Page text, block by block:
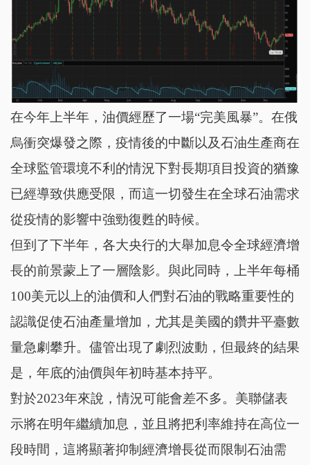
在今年上半年，油價經歷了一場“完美風暴”。在俄
烏衝突爆發之際，疫情後的中斷以及石油生產商在
全球監管環境不利的情況下對長期項目投資的猶豫
已經導致供應受限，而這一切發生在全球石油需求
從疫情的影響中強勁復甦的時候。
但到了下半年，各大央行的大舉加息令全球經濟增
長的前景蒙上了一層陰影。與此同時，上半年每桶
100美元以上的油價和人們對石油的戰略重要性的
認識促使石油產量增加，尤其是美國的鑽井平臺數
量急劇攀升。儘管出現了劇烈波動，但最終的結果
是，年底的油價與年初時基本持平。
對於2023年來說，情況可能會差不多。美聯儲表
示將在明年繼續加息，並且將把利率維持在高位一
段時間，這將顯著抑制經濟增長從而限制石油需